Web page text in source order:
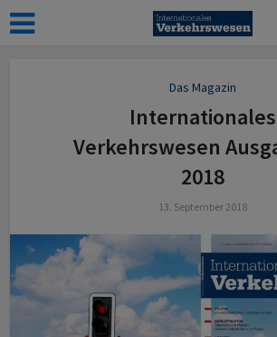
Das Magazin
Internationales
Verkehrswesen
2018
13. September 2018